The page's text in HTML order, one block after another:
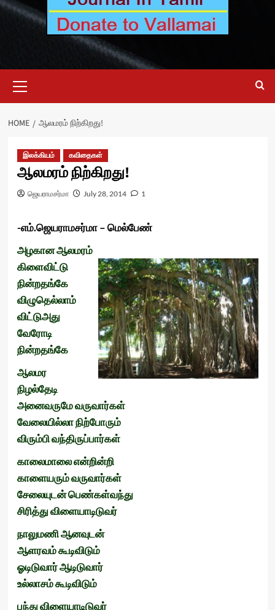
Menu
HOME ஆலமரம் நிற்கிறது!
இலக்கியம் கவிதைகள்
ஆலமரம் நிற்கிறது!
ஜெயராமசர்மா July 28, 2014 1
-எம்.ஜெயராமசர்மா–மெல்பேண்
அழகானஆலமரம்
கிளைவிட்டு
நின்றதங்கே
விழுதெல்லாம்
விட்டுஅது
வேரோடி
நின்றதங்கே
ஆலமர
நிழல்தேடி
அனைவருமேவருவார்கள்
வேலையில்லாநிற்போரும்
விரும்பிவந்திருப்பார்கள்
காலைமாலைஎன்றின்றி
காளையரும்வருவார்கள்
சேலையுடன்பெண்கள்வந்து
சிரித்துவிளையாடிடுவர்
நாலுமணிஆனவுடன்
ஆளரவம்கூடிவிடும்
ஓடிடுவார்ஆடிடுவார்
உல்லாசம்கூடிவிடும்
பந்துவிளையாடிடுவர்